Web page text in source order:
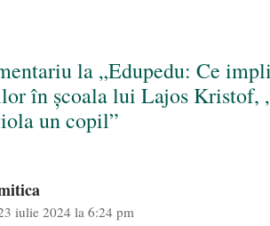
la „Edupedu: Ce
în școala lui Lajos Kristof,
un copil”
iulie 2024 la 6:24 pm